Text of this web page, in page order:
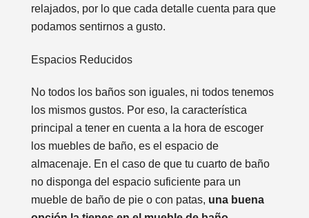
relajados, por lo que cada detalle cuenta para que
podamos sentirnos a gusto.
Espacios Reducidos
No todos los baños son iguales, ni todos tenemos
los mismos gustos. Por eso, la característica
principal a tener en cuenta a la hora de escoger
los muebles de baño, es el espacio de
almacenaje. En el caso de que tu cuarto de baño
no disponga del espacio suficiente para un
mueble de baño de pie o con patas, una buena